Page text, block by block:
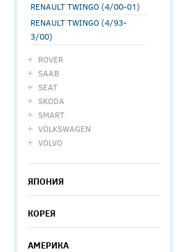
RENAULT TWINGO (4/00-01)
RENAULT TWINGO (4/93-
3/00)
ROVER
SAAB
SEAT
SKODA
SMART
VOLKSWAGEN
VOLVO
ЯПОНИЯ
КОРЕЯ
АМЕРИКА